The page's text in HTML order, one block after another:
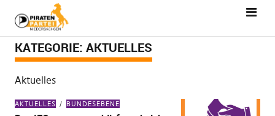
KATEGORIE: AKTUELLES
Aktuelles
AKTUELLES BUNDESEBENE